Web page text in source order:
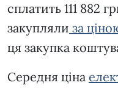
сплатить 111 882
закупляли за
ця закупка
Середня ціна